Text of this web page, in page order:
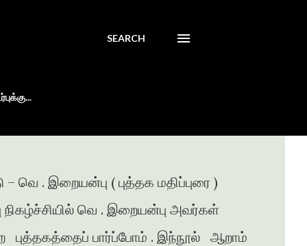
SEARCH
வெ . இறையன்பு ( புத்தக மதிப்புரை )
நிகழ்ச்சியில் வெ . இறையன்பு அவர்கள்
புத்தகத்தைப் பார்ப்போம் . இந்நூல் ஆறாம்